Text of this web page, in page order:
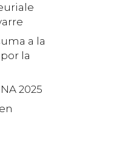
a la
la
2025